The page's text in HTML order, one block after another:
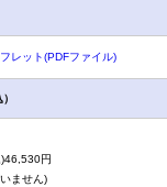
レット(PDFファイル)
円
ません)